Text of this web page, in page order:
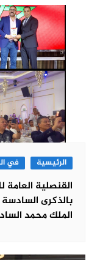
الرئيسية في
القنصلية العامة
بالذكرى
الملك محمد